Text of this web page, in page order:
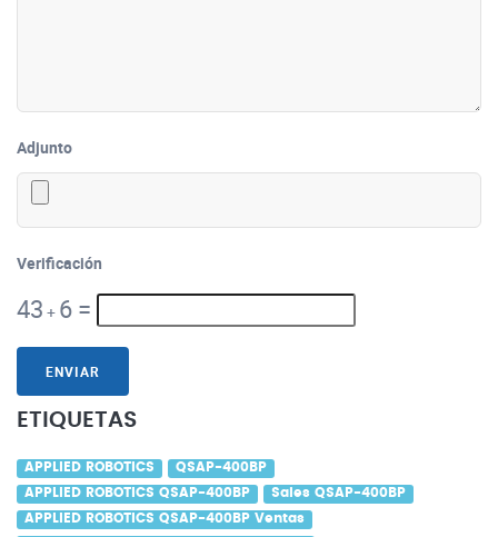
Adjunto
Verificación
43 + 6 =
ENVIAR
ETIQUETAS
APPLIED ROBOTICS QSAP-400BP
APPLIED ROBOTICS QSAP-400BP Sales QSAP-400BP
APPLIED ROBOTICS QSAP-400BP Ventas